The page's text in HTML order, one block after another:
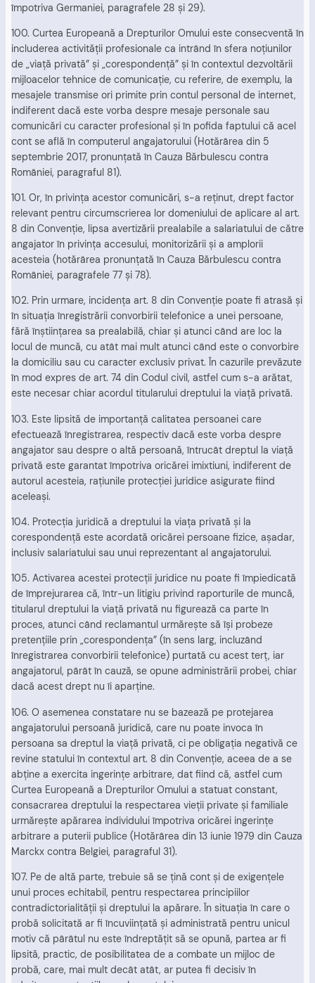
împotriva Germaniei, paragrafele 28 şi 29).
100. Curtea Europeană a Drepturilor Omului este consecventă în
includerea activităţii profesionale ca intrând în sfera noţiunilor
de „viaţă privată” şi „corespondenţă” şi în contextul dezvoltării
mijloacelor tehnice de comunicaţie, cu referire, de exemplu, la
mesajele transmise ori primite prin contul personal de internet,
indiferent dacă este vorba despre mesaje personale sau
comunicări cu caracter profesional şi în pofida faptului că acel
cont se află în computerul angajatorului (Hotărârea din 5
septembrie 2017, pronunţată în Cauza Bărbulescu contra
României, paragraful 81).
101. Or, în privinţa acestor comunicări, s-a reţinut, drept factor
relevant pentru circumscrierea lor domeniului de aplicare al art.
8 din Convenţie, lipsa avertizării prealabile a salariatului de către
angajator în privinţa accesului, monitorizării şi a amplorii
acesteia (hotărârea pronunţată în Cauza Bărbulescu contra
României, paragrafele 77 şi 78).
102. Prin urmare, incidenţa art. 8 din Convenţie poate fi atrasă şi
în situaţia înregistrării convorbirii telefonice a unei persoane,
fără înştiinţarea sa prealabilă, chiar şi atunci când are loc la
locul de muncă, cu atât mai mult atunci când este o convorbire
la domiciliu sau cu caracter exclusiv privat. În cazurile prevăzute
în mod expres de art. 74 din Codul civil, astfel cum s-a arătat,
este necesar chiar acordul titularului dreptului la viaţă privată.
103. Este lipsită de importanţă calitatea persoanei care
efectuează înregistrarea, respectiv dacă este vorba despre
angajator sau despre o altă persoană, întrucât dreptul la viaţă
privată este garantat împotriva oricărei imixtiuni, indiferent de
autorul acesteia, raţiunile protecţiei juridice asigurate fiind
aceleaşi.
104. Protecţia juridică a dreptului la viaţa privată şi la
corespondenţă este acordată oricărei persoane fizice, aşadar,
inclusiv salariatului sau unui reprezentant al angajatorului.
105. Activarea acestei protecţii juridice nu poate fi împiedicată
de împrejurarea că, într-un litigiu privind raporturile de muncă,
titularul dreptului la viaţă privată nu figurează ca parte în
proces, atunci când reclamantul urmăreşte să îşi probeze
pretenţiile prin „corespondenţa” (în sens larg, incluzând
înregistrarea convorbirii telefonice) purtată cu acest terţ, iar
angajatorul, pârât în cauză, se opune administrării probei, chiar
dacă acest drept nu îi aparţine.
106. O asemenea constatare nu se bazează pe protejarea
angajatorului persoană juridică, care nu poate invoca în
persoana sa dreptul la viaţă privată, ci pe obligaţia negativă ce
revine statului în contextul art. 8 din Convenţie, aceea de a se
abţine a exercita ingerinţe arbitrare, dat fiind că, astfel cum
Curtea Europeană a Drepturilor Omului a statuat constant,
consacrarea dreptului la respectarea vieţii private şi familiale
urmăreşte apărarea individului împotriva oricărei ingerinţe
arbitrare a puterii publice (Hotărârea din 13 iunie 1979 din Cauza
Marckx contra Belgiei, paragraful 31).
107. Pe de altă parte, trebuie să se ţină cont şi de exigenţele
unui proces echitabil, pentru respectarea principiilor
contradictorialităţii şi dreptului la apărare. În situaţia în care o
probă solicitată ar fi încuviinţată şi administrată pentru unicul
motiv că pârâtul nu este îndreptăţit să se opună, partea ar fi
lipsită, practic, de posibilitatea de a combate un mijloc de
probă, care, mai mult decât atât, ar putea fi decisiv în